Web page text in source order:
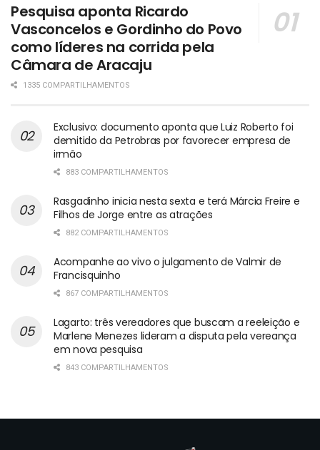
Pesquisa aponta Ricardo
Vasconcelos e Gordinho do Povo
como líderes na corrida pela
Câmara de Aracaju
1335 COMPARTILHAMENTOS
Exclusivo: documento aponta que Luiz Roberto foi
demitido da Petrobras por favorecer empresa de
irmão
883 COMPARTILHAMENTOS
Rasgadinho inicia nesta sexta e terá Márcia Freire e
Filhos de Jorge entre as atrações
882 COMPARTILHAMENTOS
Acompanhe ao vivo o julgamento de Valmir de
Francisquinho
867 COMPARTILHAMENTOS
Lagarto: três vereadores que buscam a reeleição e
Marlene Menezes lideram a disputa pela vereança
em nova pesquisa
843 COMPARTILHAMENTOS